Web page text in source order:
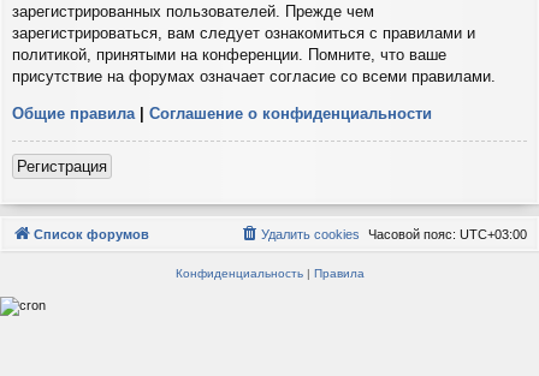
зарегистрированных пользователей. Прежде чем
зарегистрироваться, вам следует ознакомиться с правилами и
политикой, принятыми на конференции. Помните, что ваше
присутствие на форумах означает согласие со всеми правилами.
Общие правила | Соглашение о конфиденциальности
Регистрация
Список форумов Часовой пояс: UTC+03:00
Удалить cookies
Конфиденциальность| Правила